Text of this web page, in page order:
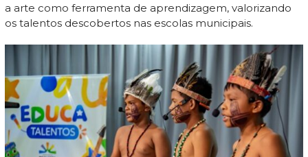
a arte como ferramenta de aprendizagem, valorizando
os talentos descobertos nas escolas municipais.